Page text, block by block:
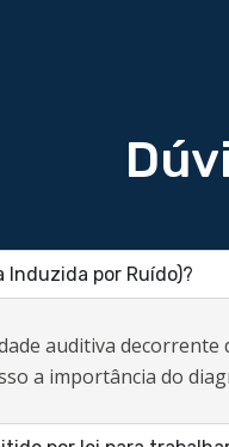
Induzida por Ruído)?
auditiva
a importância do